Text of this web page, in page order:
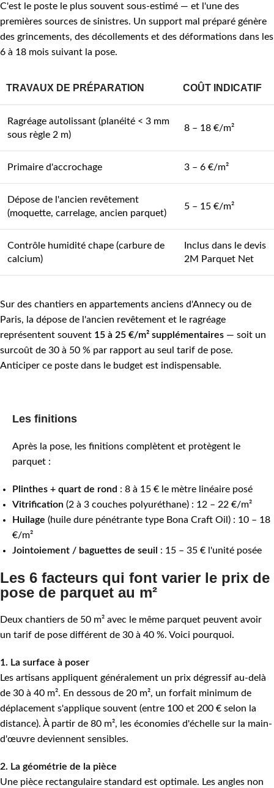
C'est le poste le plus souvent sous-estimé — et l'une des
premières sources de sinistres. Un support mal préparé génère
des grincements, des décollements et des déformations dans les
6 à 18 mois suivant la pose.
TRAVAUX DE PRÉPARATION COÛT INDICATIF
Ragréage autolissant (planéité < 3 mm
sous règle 2 m)
8 – 18 €/m²
Primaire d'accrochage 3 – 6 €/m²
Dépose de l'ancien revêtement
(moquette, carrelage, ancien parquet)
5 – 15 €/m²
Contrôle humidité chape (carbure de
calcium)
Inclus dans le devis
2M Parquet Net
Sur des chantiers en appartements anciens d'Annecy ou de
Paris, la dépose de l'ancien revêtement et le ragréage
représentent souvent 15 à 25 €/m² supplémentaires — soit un
surcoût de 30 à 50 % par rapport au seul tarif de pose.
Anticiper ce poste dans le budget est indispensable.
Les finitions
Après la pose, les finitions complètent et protègent le
parquet :
Plinthes + quart de rond : 8 à 15 € le mètre linéaire posé
Vitrification (2 à 3 couches polyuréthane) : 12 – 22 €/m²
Huilage (huile dure pénétrante type Bona Craft Oil) : 10 – 18
€/m²
Jointoiement / baguettes de seuil
: 15 – 35 € l'unité posée
Les 6 facteurs qui font varier le prix de
pose de parquet au m²
Deux chantiers de 50 m² avec le même parquet peuvent avoir
un tarif de pose différent de 30 à 40 %. Voici pourquoi.
1. La surface à poser
Les artisans appliquent généralement un prix dégressif au-delà
de 30 à 40 m². En dessous de 20 m², un forfait minimum de
déplacement s'applique souvent (entre 100 et 200 € selon la
distance). À partir de 80 m², les économies d'échelle sur la main-
d'œuvre deviennent sensibles.
2. La géométrie de la pièce
Une pièce rectangulaire standard est optimale. Les angles non